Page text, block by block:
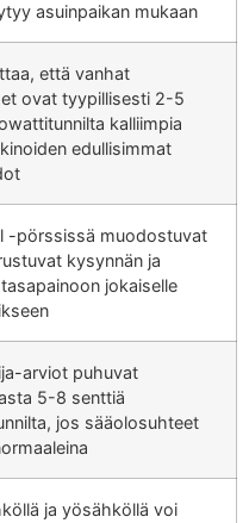
asuinpaikan mukaan
että vanhat
ovat tyypillisesti 2-5
kalliimpia
edullisimmat
-pörssissä muodostuvat
kysynnän ja
jokaiselle
arviot puhuvat
5-8 senttiä
jos sääolosuhteet
ja yösähköllä voi